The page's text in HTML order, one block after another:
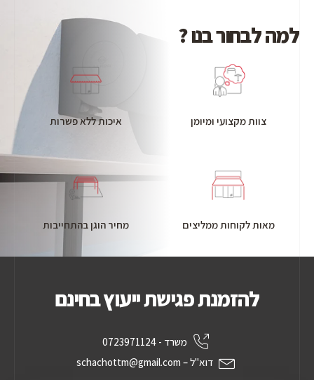
למה לבחור בנו ?
צוות מקצועי ומיומן איכות ללא פשרות
מאות לקוחות ממליצים מחיר הוגן בהתחייבות
להזמנת פגישת ייעוץ בחינם
משרד - 0723971124
דוא"ל – schachottm@gmail.com